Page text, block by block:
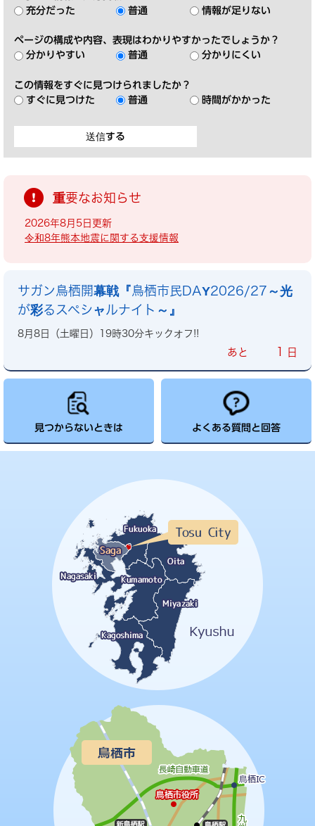
充分だった
普通 情報が足りない
ページの構成や内容、表現はわかりやすかったでしょうか？
分かりやすい
普通 分かりにくい
この情報をすぐに見つけられましたか？
すぐに見つけた
普通 時間がかかった
重要なお知らせ
2026年8月5日更新
令和8年熊本地震に関する支援情報
サガン鳥栖開幕戦『鳥栖市民DAY2026/27～光
が彩るスペシャルナイト～』
8月8日（土曜日）19時30分キックオフ!!
あと 1 日
見つからないときは よくある質問と回答